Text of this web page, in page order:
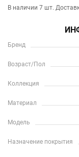
В наличии 7 шт.
Бренд
Возраст/Пол
Коллекция
Материал
Модель
Назначение покрытия